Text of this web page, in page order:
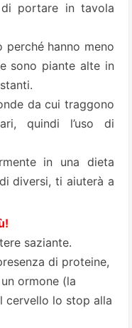
portare in tavola
hanno meno
sono piante alte in
da cui traggono
quindi l’uso di
in una dieta
diversi, ti aiuterà a
saziante.
di proteine,
ormone (la
cervello lo stop alla